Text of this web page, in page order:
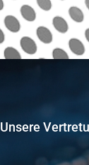
Unsere